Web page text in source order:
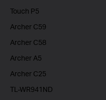
Touch P5
Archer C59
Archer C58
Archer A5
Archer C25
TL-WR941ND